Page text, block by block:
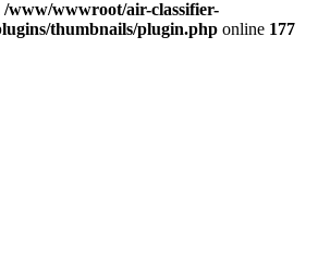
/www/wwwroot/air-classifier-
thumbnails/plugin.php online 177